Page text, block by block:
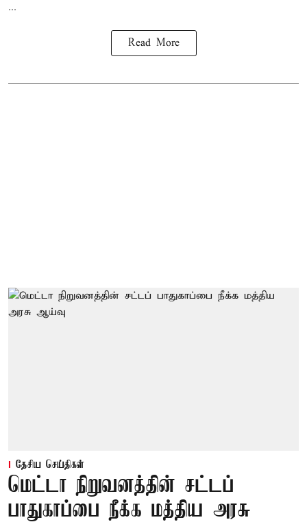
...
Read More
தேசிய செய்திகள்
மெட்டா நிறுவனத்தின் சட்டப்
பாதுகாப்பை நீக்க மத்திய அரசு